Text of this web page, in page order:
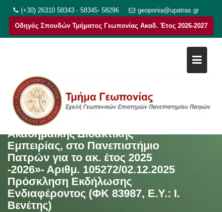
στο
περιεχόμενο
(+30) 26310 58343 - 58345- 58296 geoponia@upatras.gr
Οδηγός Σπουδών Τμήματος Γεωπονίας Ακαδ. Έτος 2026-2027
Απόφαση Επιτροπής Ερευνών
του Πανεπιστημίου Πατρών στο
πλαίσιο της Πράξης «Απόκτηση
Ακαδημαϊκής Διδακτικής
Εμπειρίας, στο Πανεπιστήμιο
Πατρών για το ακ. έτος 2025
-2026»- Αριθμ. 105272/02.12.2025
Πρόσκληση Εκδήλωσης
Ενδιαφέροντος (ΦΚ 83987, Ε.Υ.: Ι.
Βενέτης)